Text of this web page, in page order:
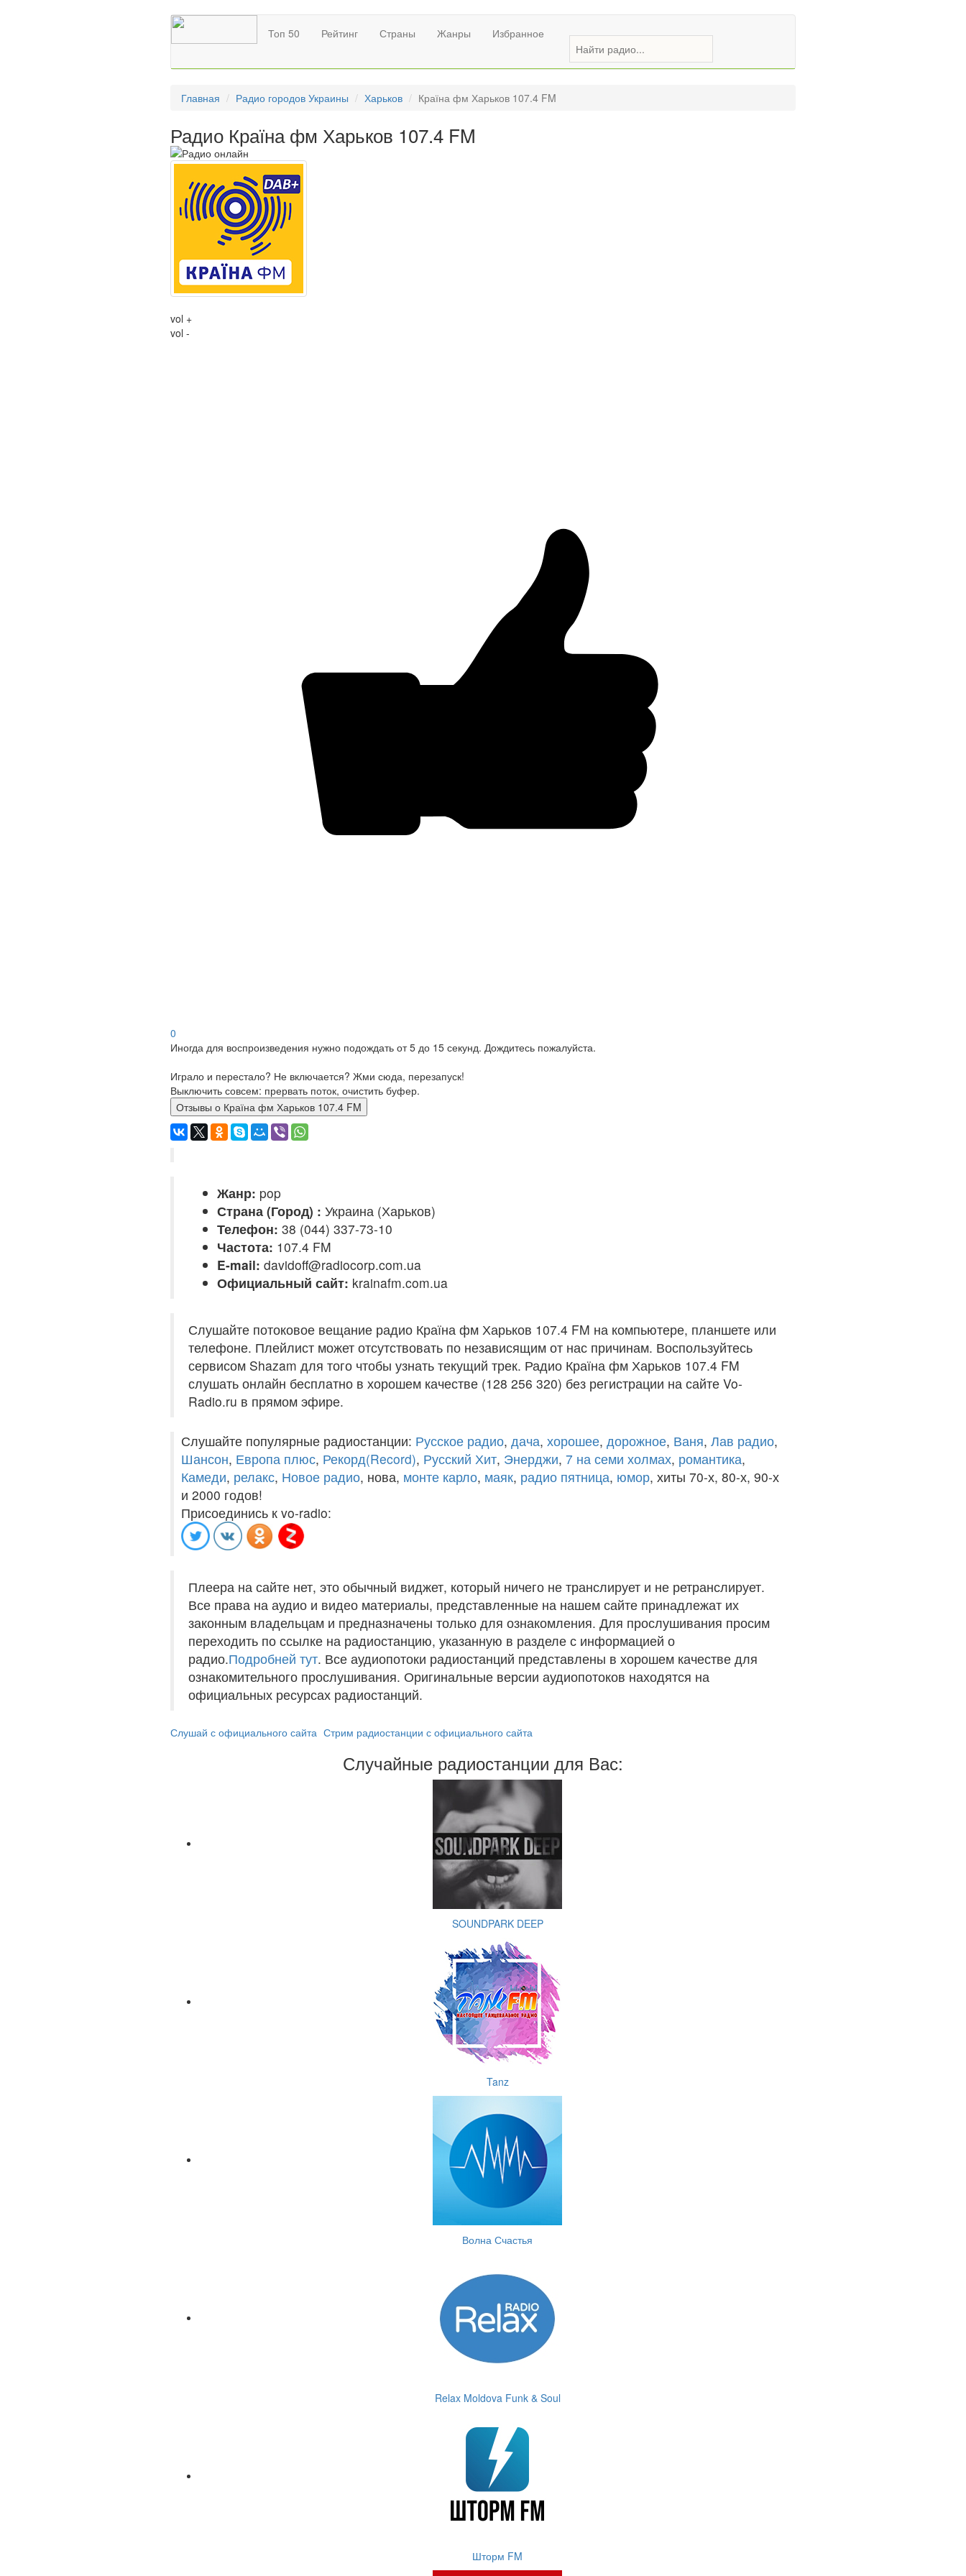
Топ 50 Рейтинг Страны Жанры Избранное
Главная Радио городов Украины Харьков Країна фм Харьков 107.4 FM
Радио Країна фм Харьков 107.4 FM
vol +
vol -
0
Иногда для воспроизведения нужно подождать от 5 до 15 секунд. Дождитесь пожалуйста.
Играло и перестало? Не включается? Жми сюда, перезапуск!
Выключить совсем: прервать поток, очистить буфер.
Отзывы о Країна фм Харьков 107.4 FM
Жанр: pop
Страна (Город) : Украина (Харьков)
Телефон: 38 (044) 337-73-10
Частота: 107.4 FM
E-mail: davidoff@radiocorp.com.ua
Официальный сайт: krainafm.com.ua
Слушайте потоковое вещание радио Країна фм Харьков 107.4 FM на компьютере, планшете или
телефоне. Плейлист может отсутствовать по независящим от нас причинам. Воспользуйтесь
сервисом Shazam для того чтобы узнать текущий трек. Радио Країна фм Харьков 107.4 FM
слушать онлайн бесплатно в хорошем качестве (128 256 320) без регистрации на сайте Vo-
Radio.ru в прямом эфире.
Слушайте популярные радиостанции: Русское радио, дача, хорошее, дорожное, Ваня, Лав радио,
Шансон, Европа плюс, Рекорд(Record), Русский Хит, Энерджи, 7 на семи холмах, романтика,
Камеди, релакс, Новое радио, нова, монте карло, маяк, радио пятница, юмор, хиты 70-х, 80-х, 90-х
и 2000 годов!
Присоединись к vo-radio:
Плеера на сайте нет, это обычный виджет, который ничего не транслирует и не ретранслирует.
Все права на аудио и видео материалы, представленные на нашем сайте принадлежат их
законным владельцам и предназначены только для ознакомления. Для прослушивания просим
переходить по ссылке на радиостанцию, указанную в разделе с информацией о
радио.Подробней тут. Все аудиопотоки радиостанций представлены в хорошем качестве для
ознакомительного прослушивания. Оригинальные версии аудиопотоков находятся на
официальных ресурсах радиостанций.
Слушай с официального сайта Стрим радиостанции с официального сайта
Случайные радиостанции для Вас:
SOUNDPARK DEEP
Tanz
Волна Счастья
Relax Moldova Funk & Soul
Шторм FM